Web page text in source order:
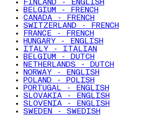
FINLAND - ENGLISH
BELGIUM - FRENCH
CANADA - FRENCH
SWITZERLAND - FRENCH
FRANCE - FRENCH
HUNGARY - ENGLISH
ITALY - ITALIAN
BELGIUM - DUTCH
NETHERLANDS - DUTCH
NORWAY - ENGLISH
POLAND - POLISH
PORTUGAL - ENGLISH
SLOVAKIA - ENGLISH
SLOVENIA - ENGLISH
SWEDEN - SWEDISH